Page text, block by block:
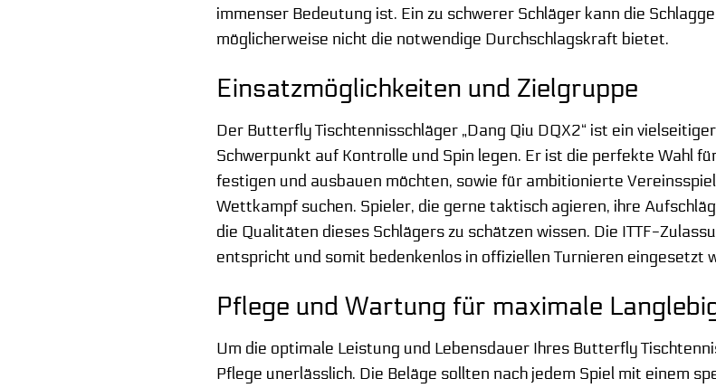
immenser Bedeutung ist. Ein zu schwerer Schläger kann die
möglicherweise nicht die notwendige Durchschlagskraft bietet.
Einsatzmöglichkeiten und Zielgruppe
Der Butterfly Tischtennisschläger „Dang Qiu DQX2“ ist ein
Schwerpunkt auf Kontrolle und Spin legen. Er ist die perfekte Wahl
festigen und ausbauen möchten, sowie für ambitionierte
Wettkampf suchen. Spieler, die gerne taktisch agieren, ihre
die Qualitäten dieses Schlägers zu schätzen wissen. Die ITTF-
entspricht und somit bedenkenlos in offiziellen Turnieren eingesetzt
Pflege und Wartung für maximale
Um die optimale Leistung und Lebensdauer Ihres Butterfly
Pflege unerlässlich. Die Beläge sollten nach jedem Spiel mit einem